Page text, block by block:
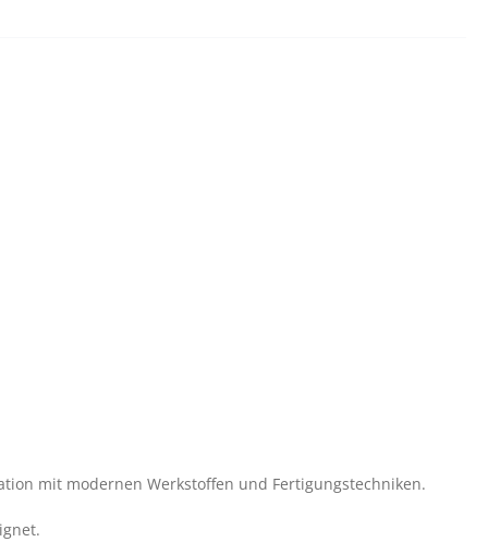
mit modernen Werkstoffen und Fertigungstechniken.